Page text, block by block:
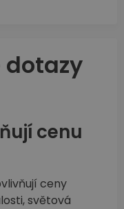
cenu
ceny
světová